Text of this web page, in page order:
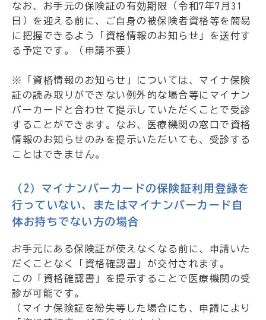
なお、お手元の保険証の有効期限（令和7年7月31
日）を迎える前に、ご自身の被保険者資格等を簡易
に把握できるよう「資格情報のお知らせ」を送付す
る予定です。（申請不要）
※「資格情報のお知らせ」については、マイナ保険
証の読み取りができない例外的な場合等にマイナン
バーカードと合わせて提示していただくことで受診
することができます。なお、医療機関の窓口で資格
情報のお知らせのみを提示いただいても、受診する
ことはできません。
（2）マイナンバーカードの保険証利用登録を
行っていない、またはマイナンバーカード自
体お持ちでない方の場合
お手元にある保険証が使えなくなる前に、申請いた
だくことなく「資格確認書」が交付されます。
この「資格確認書」を提示することで医療機関の受
診が可能です。
（マイナ保険証を紛失等した場合にも、申請により